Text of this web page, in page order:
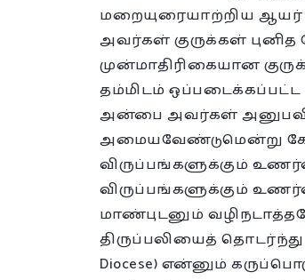
மறையுரையாற்றிய ஆயர்
அவர்கள் குருக்கள்
முன்மாதிரிகையான
தம்மிடம்
அன்பை அவர்கள்
அமையவேண்டுமென்று
விருப்பங்களுக்கும்
விருப்பங்களுக்கும்
மாண்புடனும்
திருப்பலியைத்
Diocese) என்னும்